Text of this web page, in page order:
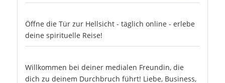
Öffne die Tür zur Hellsicht - täglich online - erlebe
deine spirituelle Reise!
Willkommen bei deiner medialen Freundin, die
dich zu deinem Durchbruch führt! Liebe, Business,